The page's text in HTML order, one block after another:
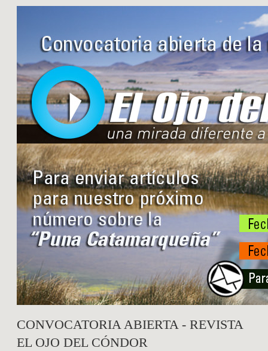
CONVOCATORIA ABIERTA - REVISTA
EL OJO DEL CÓNDOR